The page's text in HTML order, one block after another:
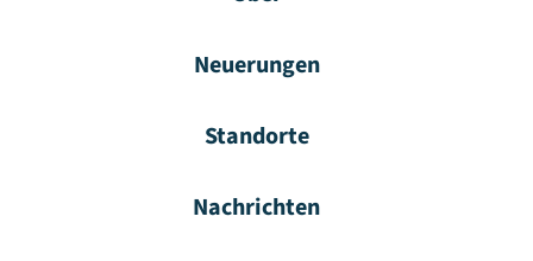
Neuerungen
Standorte
Nachrichten